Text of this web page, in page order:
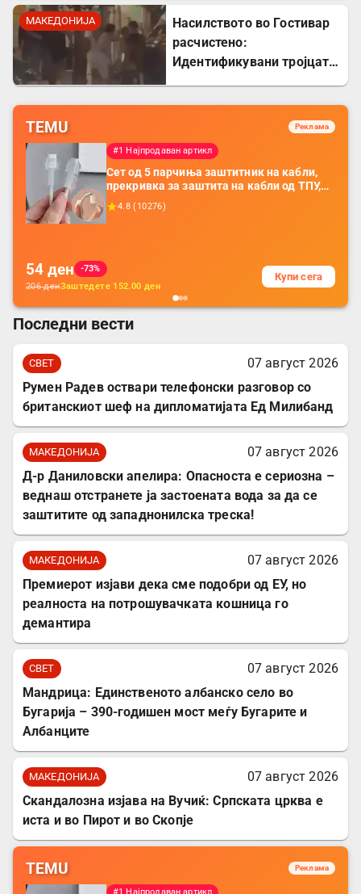
МАКЕДОНИЈА
Насилството во Гостивар
расчистено:
Идентификувани тројцата
TEMU Реклама
#1 Најпродаван артикл
Сет од 5 парчиња заштитник на кабли,
прекривка за заштита на кабли од ТПУ,
додатоци за заштита на кабли, без
батерија, за мобилни телефони, комплет
4.8 (10276)
54 ден
-73%
206денЗаштедете 152.00 ден
Купи сега
Последни вести
СВЕТ
07 август 2026
Румен Радев оствари телефонски разговор со
британскиот шеф на дипломатијата Ед Милибанд
МАКЕДОНИЈА
07 август 2026
Д-р Даниловски апелира: Опасноста е сериозна –
веднаш отстранете ја застоената вода за да се
заштитите од западнонилска треска!
МАКЕДОНИЈА
07 август 2026
Премиерот изјави дека сме подобри од ЕУ, но
реалноста на потрошувачката кошница го
демантира
СВЕТ
07 август 2026
Мандрица: Единственото албанско село во
Бугарија – 390-годишен мост меѓу Бугарите и
Албанците
МАКЕДОНИЈА
07 август 2026
Скандалозна изјава на Вучиќ: Српската црква е
иста и во Пирот и во Скопје
TEMU Реклама
#1 Најпродаван артикл